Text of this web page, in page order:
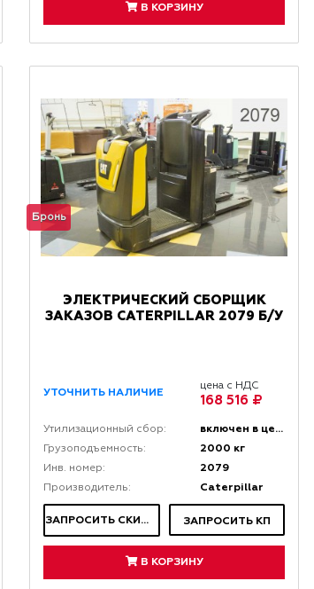
В КОРЗИНУ
Бронь
ЭЛЕКТРИЧЕСКИЙ СБОРЩИК
ЗАКАЗОВ CATERPILLAR 2079 Б/У
УТОЧНИТЬ НАЛИЧИЕ
цена с НДС
168 516 ₽
Утилизационный сбор: включен в цену
Грузоподъемность: 2000 кг
Инв. номер: 2079
Производитель: Caterpillar
ЗАПРОСИТЬ СКИДКУ ЗАПРОСИТЬ КП
В КОРЗИНУ